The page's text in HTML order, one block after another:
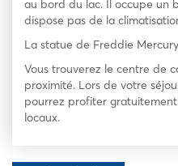
au bord du lac. Il occupe un
dispose pas de la
La statue de Freddie
Vous trouverez le centre de
proximité. Lors de votre
pourrez profiter
locaux.